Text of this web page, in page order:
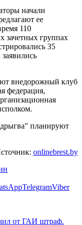
начали
ее
110
зачетных группах
35
внедорожный клуб
федерация,
планируют
onlinebrest.by
TelegramViber
от ГАИ штраф.